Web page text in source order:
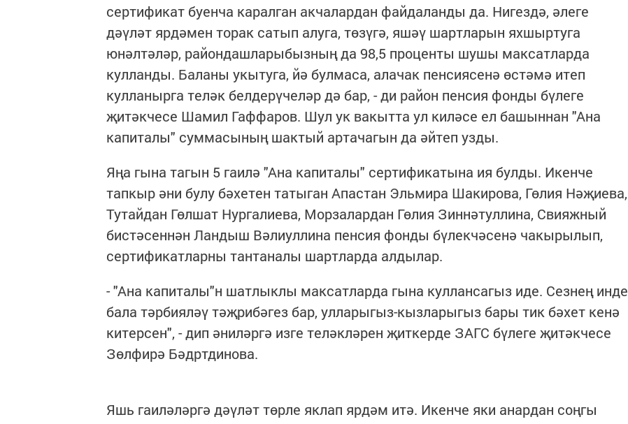
сертификат буенча каралган акчалардан файдаланды да. Нигездә, әлеге
дәүләт ярдәмен торак сатып алуга, төзүгә, яшәү шартларын яхшыртуга
юнәлтәләр, райондашларыбызның да 98,5 проценты шушы максатларда
кулланды. Баланы укытуга, йә булмаса, алачак пенсиясенә өстәмә итеп
кулланырга теләк белдерүчеләр дә бар, - ди район пенсия фонды бүлеге
җитәкчесе Шамил Гаффаров. Шул ук вакытта ул киләсе ел башыннан "Ана
капиталы" суммасының шактый артачагын да әйтеп узды.
Яңа гына тагын 5 гаилә "Ана капиталы" сертификатына ия булды. Икенче
тапкыр әни булу бәхетен татыган Апастан Эльмира Шакирова, Гөлия Нәҗиева,
Тутайдан Гөлшат Нургалиева, Морзалардан Гөлия Зиннәтуллина, Свияжный
бистәсеннән Ландыш Вәлиуллина пенсия фонды бүлекчәсенә чакырылып,
сертификатларны тантаналы шартларда алдылар.
- "Ана капиталы"н шатлыклы максатларда гына куллансагыз иде. Сезнең инде
бала тәрбияләү тәҗрибәгез бар, улларыгыз-кызларыгыз бары тик бәхет кенә
китерсен", - дип әниләргә изге теләкләрен җиткерде ЗАГС бүлеге җитәкчесе
Зөлфирә Бәдртдинова.
Яшь гаиләләргә дәүләт төрле яклап ярдәм итә. Икенче яки анардан соңгы